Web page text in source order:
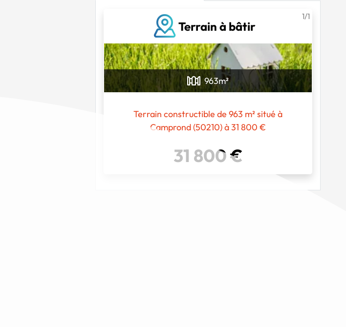
Chargement...
Terrain à bâtir
1/1
963m²
Terrain constructible de 963 m² situé à
Camprond (50210) à 31 800 €
31 800 €